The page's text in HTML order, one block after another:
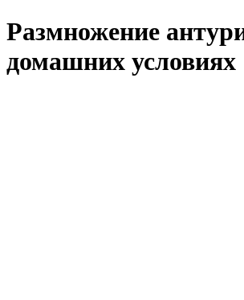
Размножение
домашних условиях